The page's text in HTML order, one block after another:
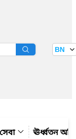
BN
ঊর্ধ্বতন